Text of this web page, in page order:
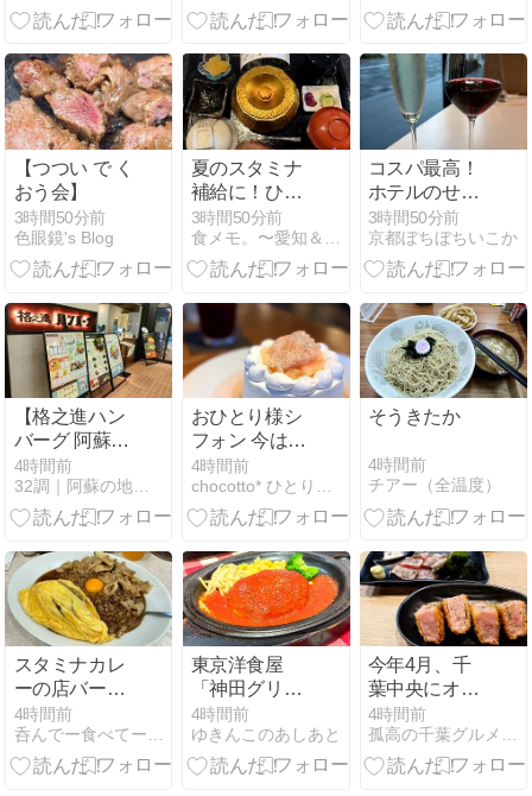
【つつい で く
おう会】
3時間50分前
色眼鏡's Blog
夏のスタミナ
補給に！ひつ
まぶし＠長楽
（豊川）
3時間50分前
コスパ最高！
ホテルのせん
べろ （ダイニ
ング&カフェ
烏丸御池）
3時間50分前
京都ぼちぼちいこか
【格之進ハン
バーグ 阿蘇く
まもと空港
店】
4時間前
32調｜阿蘇の地域ブログ
おひとり様シ
フォン 今は桃
♡ 紙屋町パー
ラー
4時間前
そうきたか
4時間前
チアー（全温度）
スタミナカレ
ーの店バーグ
肉のパラダイ
ス！挽き肉×
豚バラ生姜焼
4時間前
東京洋食屋
「神田グリ
ル」で特製ハ
ンバーグ・ト
マトソース食
4時間前
ゆきんこのあしあと
今年4月、千
葉中央にオー
プンの居酒屋
げらげら 深夜
2時まで営業
4時間前